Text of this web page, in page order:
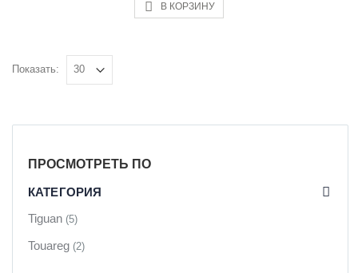
В КОРЗИНУ
Показать:
ПРОСМОТРЕТЬ ПО
КАТЕГОРИЯ
Tiguan (5)
Touareg (2)